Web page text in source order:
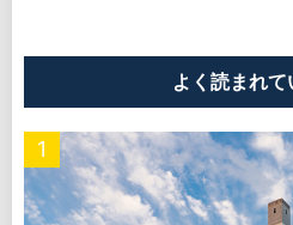
よく読まれ